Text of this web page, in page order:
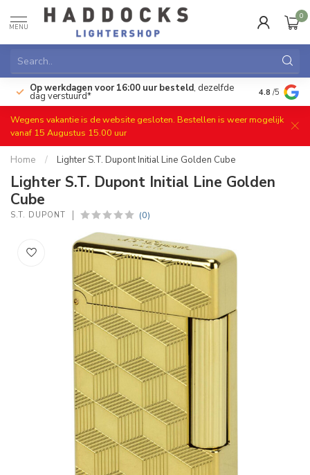
MENU
0
Op werkdagen voor 16:00 uur besteld, dezelfde
dag verstuurd* Gratis
4.8 /5
Wegens vakantie is de website gesloten. Bestellen is weer mogelijk
vanaf 15 Augustus 15.00 uur
Home / Lighter S.T. Dupont Initial Line Golden Cube
Lighter S.T. Dupont Initial Line Golden
Cube
S.T. DUPONT (0)